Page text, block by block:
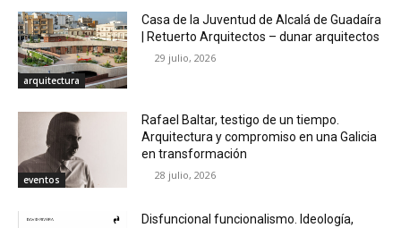
arquitectura
Casa de la Juventud de Alcalá de Guadaíra
| Retuerto Arquitectos – dunar arquitectos
29 julio, 2026
eventos
Rafael Baltar, testigo de un tiempo.
Arquitectura y compromiso en una Galicia
en transformación
28 julio, 2026
Disfuncional funcionalismo. Ideología,